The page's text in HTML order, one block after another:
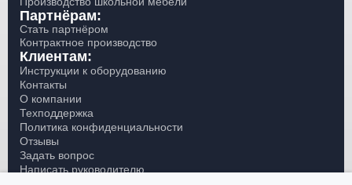
Партнёрам:
Стать партнёром
Контрактное производство
Клиентам:
Инструкции к оборудованию
Контакты
О компании
Техподдержка
Политика конфиденциальности
Отзывы
Задать вопрос
Написать руководителю